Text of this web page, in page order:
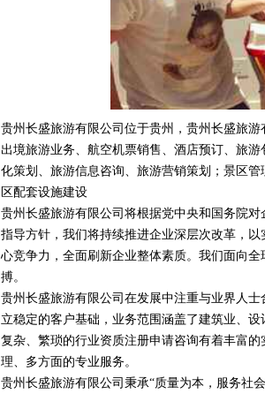
贵州长盛旅游有限公司位于贵州，贵州长盛旅游
出境旅游业务、航空机票销售、酒店预订、旅
化策划、旅游信息咨询、旅游营销策划；景区
区配套设施建设
贵州长盛旅游有限公司将根据党中央和国务院
指导方针，我们将持续推进企业深层次改革，
心竞争力，全面刷新企业整体素质。我们面向
搏。
贵州长盛旅游有限公司在发展中注重与业界人
立稳定的客户基础，业务范围涵盖了建筑业、
复杂、繁琐的行业资质注册申请咨询有着丰富
理、多方面的专业服务。
贵州长盛旅游有限公司秉承“质量为本，服务社